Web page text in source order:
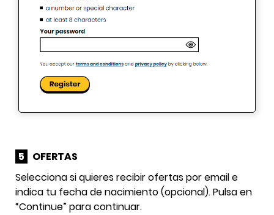
5
OFERTAS
Selecciona si quieres recibir ofertas por email e
indica tu fecha de nacimiento (opcional). Pulsa en
“Continue” para continuar.